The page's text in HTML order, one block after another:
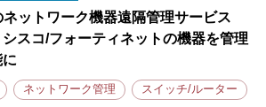
ネットワーク機器遠隔管理サービス
スコ/フォーティネットの機器を管理
ネットワーク管理 スイッチ/ルーター